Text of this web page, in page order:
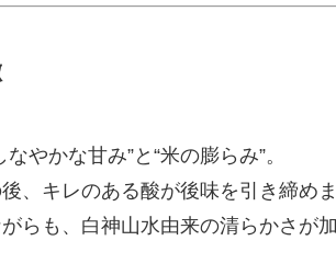
やかな甘み”と“米の膨らみ”。
、キレのある酸が後味を引き締めま
らも、白神山水由来の清らかさが